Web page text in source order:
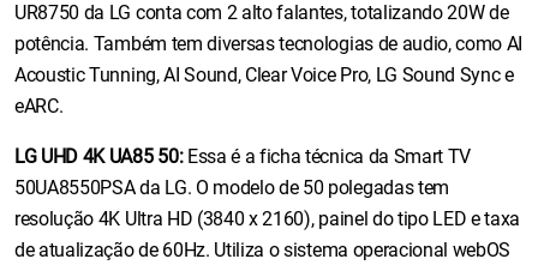
UR8750 da LG conta com 2 alto falantes, totalizando 20W de
potência. Também tem diversas tecnologias de audio, como AI
Acoustic Tunning, AI Sound, Clear Voice Pro, LG Sound Sync e
eARC.
LG UHD 4K UA85 50:Essa é a ficha técnica da Smart TV
50UA8550PSA da LG. O modelo de 50 polegadas tem
resolução 4K Ultra HD (3840 x 2160), painel do tipo LED e taxa
de atualização de 60Hz. Utiliza o sistema operacional webOS